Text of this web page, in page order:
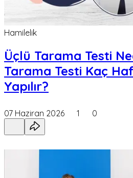
Hamilelik
Üçlü Tarama Testi
Tarama Testi Kaç
Yapılır?
07 Haziran 2026 1 0